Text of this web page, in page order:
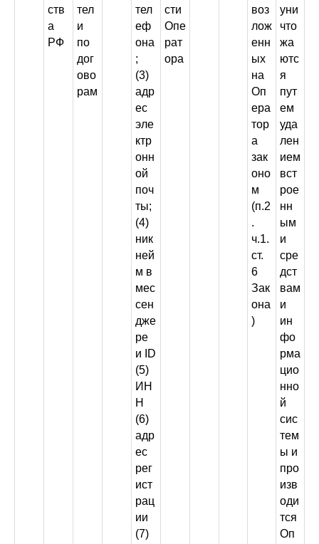
ств
а
РФ
тел
и
по
дог
ово
рам
тел
еф
она
;
(3)
адр
ес
эле
ктр
онн
ой
поч
ты;
(4)
ник
ней
м в
мес
сен
дже
ре
и ID
(5)
ИН
Н
(6)
адр
ес
рег
ист
рац
ии
(7)
сти
Опе
рат
ора
воз
лож
енн
ых
на
Оп
ера
тор
а
зак
оно
м
(п.2
.
ч.1.
ст.
6
Зак
она
)
уни
что
жа
ютс
я
пут
ем
уда
лен
ием
вст
рое
нн
ым
и
сре
дст
вам
и
ин
фо
рма
цио
нно
й
сис
тем
ы и
про
изв
оди
тся
Оп